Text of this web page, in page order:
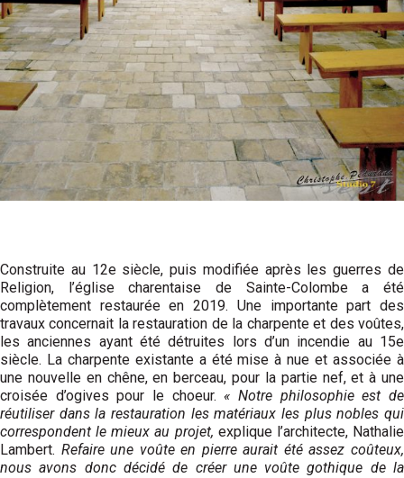
Construite au 12e siècle, puis modifiée après les guerres de
Religion, l’église charentaise de Sainte-Colombe a été
complètement restaurée en 2019. Une importante part des
travaux concernait la restauration de la charpente et des voûtes,
les anciennes ayant été détruites lors d’un incendie au 15e
siècle. La charpente existante a été mise à nue et associée à
une nouvelle en chêne, en berceau, pour la partie nef, et à une
croisée d’ogives pour le choeur. « Notre philosophie est de
réutiliser dans la restauration les matériaux les plus nobles qui
correspondent le mieux au projet, explique l’architecte, Nathalie
Lambert. Refaire une voûte en pierre aurait été assez coûteux,
nous avons donc décidé de créer une voûte gothique de la